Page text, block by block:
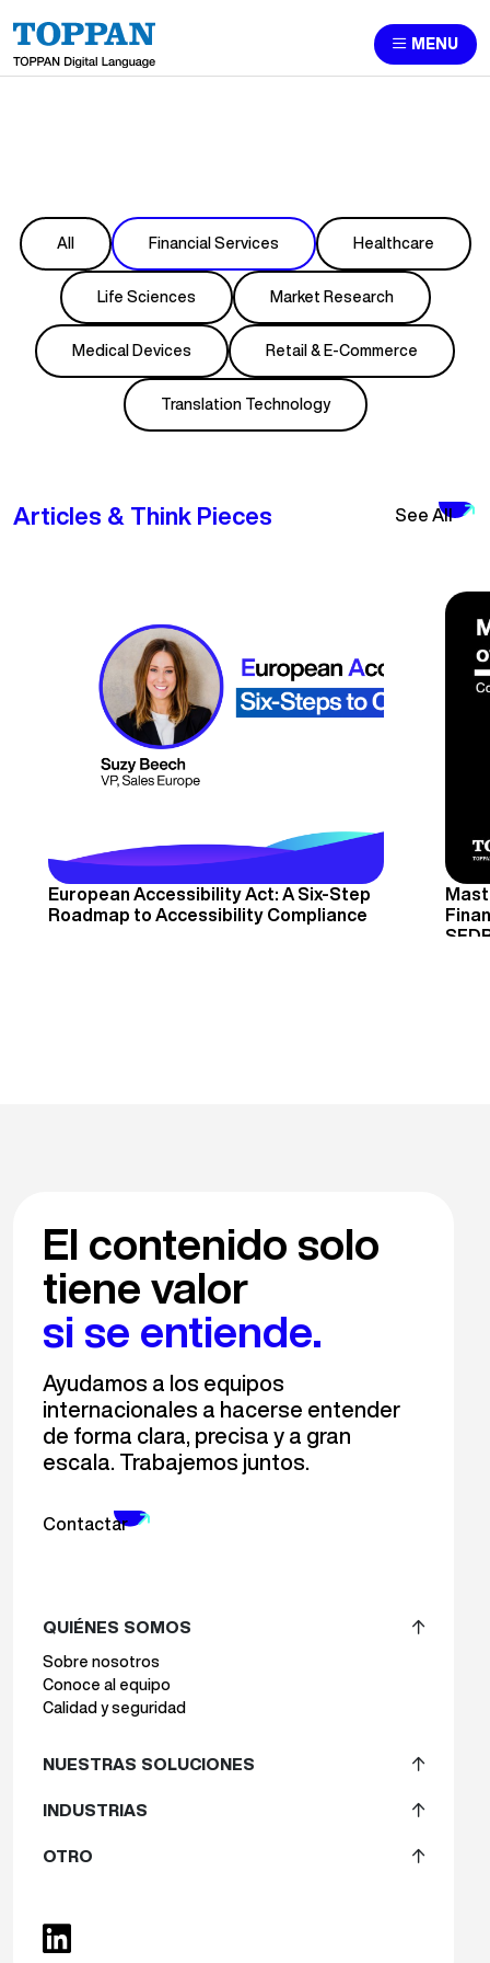
MENU
All Financial Services Healthcare
Life Sciences Market Research
Medical Devices Retail & E-Commerce
Translation Technology
Articles & Think Pieces See All
European Accessibility Act: A Six-Step
Roadmap to Accessibility Compliance
El contenido solo
tiene valor
si se entiende.
Ayudamos a los equipos
internacionales a hacerse entender
de forma clara, precisa y a gran
escala. Trabajemos juntos.
Contactar
QUIÉNES SOMOS
Sobre nosotros
Conoce al equipo
Calidad y seguridad
NUESTRAS SOLUCIONES
INDUSTRIAS
OTRO